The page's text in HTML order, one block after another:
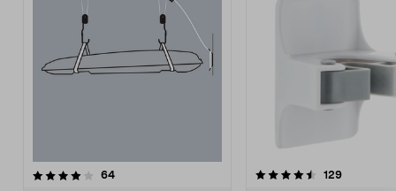
64anmeldelser
4.5 av 5 stjerner 129
5.0 av 5 stjerner